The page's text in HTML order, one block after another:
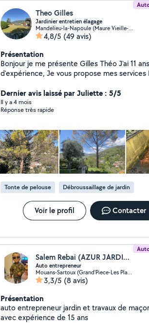
Theo Gilles
Jardinier entretien élagage
Mandelieu-la-Napoule (Maure Vieille-La Napoule)
4,8/5 (49 avis)
Présentation
Bonjour je me présente Gilles Théo J'ai 11 ans
d'expérience, Je vous propose mes services Entretien :
,évacuation des déchet ,élagage Je suis auto
entrepreneur Tarif /35 de l'heure pour 2 personnes Ou
forfait Celon la prestation
Dernier avis laissé par Juliette : 5/5
Il y a 4 mois
Réponse très rapide
Tonte de pelouse Débroussaillage de jardin
Voir le profil Contacter
Salem Rebai (AZUR JARDIN SERVICE)
Auto entrepreneur
Mouans-Sartoux (Grand'Piece-Les Plaines)
3,3/5 (8 avis)
Présentation
auto entrepreneur jardin et travaux de maçonnerie
avec expérience de 15 ans